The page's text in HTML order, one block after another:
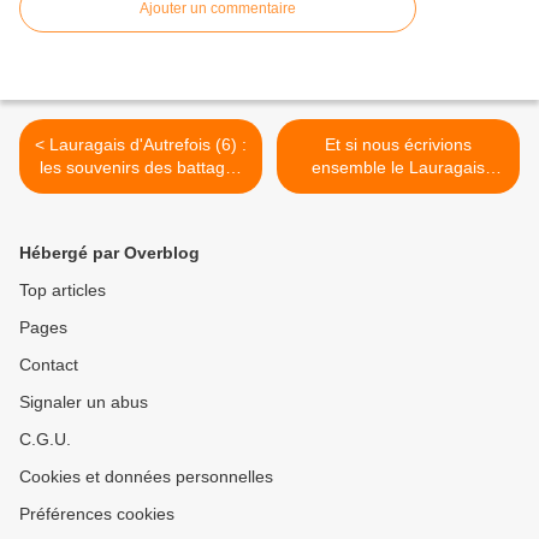
Ajouter un commentaire
< Lauragais d'Autrefois (6) :
les souvenirs des battages
et des prestations d'Aimé B.
Et si nous écrivions
ensemble le Lauragais
d'autrefois ? >
Hébergé par Overblog
Top articles
Pages
Contact
Signaler un abus
C.G.U.
Cookies et données personnelles
Préférences cookies